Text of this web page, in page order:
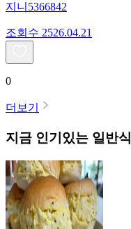
지니5366842
조회수 2526.04.21
0
더보기
지금 인기있는 일반식